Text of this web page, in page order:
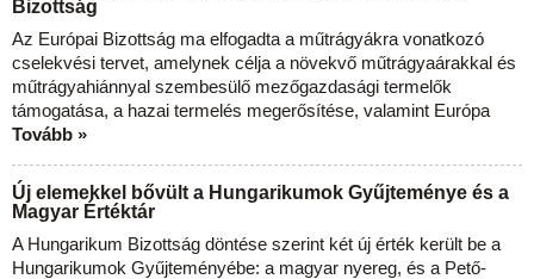
Bizottság
Az Európai Bizottság ma elfogadta a műtrágyákra vonatkozó
cselekvési tervet, amelynek célja a növekvő műtrágyaárakkal és
műtrágyahiánnyal szembesülő mezőgazdasági termelők
támogatása, a hazai termelés megerősítése, valamint Európa
Tovább »
Új elemekkel bővült a Hungarikumok Gyűjteménye és a
Magyar Értéktár
A Hungarikum Bizottság döntése szerint két új érték került be a
Hungarikumok Gyűjteményébe: a magyar nyereg, és a Pető-